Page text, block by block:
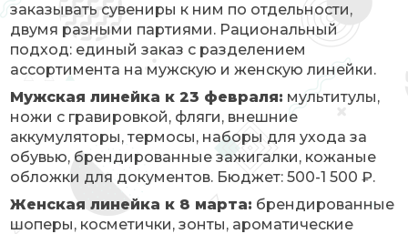
заказывать сувениры к ним по отдельности,
двумя разными партиями. Рациональный
подход: единый заказ с разделением
ассортимента на мужскую и женскую линейки.
Мужская линейка к 23 февраля: мультитулы,
ножи с гравировкой, фляги, внешние
аккумуляторы, термосы, наборы для ухода за
обувью, брендированные зажигалки, кожаные
обложки для документов. Бюджет: 500-1 500 ₽.
Женская линейка к 8 марта: брендированные
шоперы, косметички, зонты, ароматические